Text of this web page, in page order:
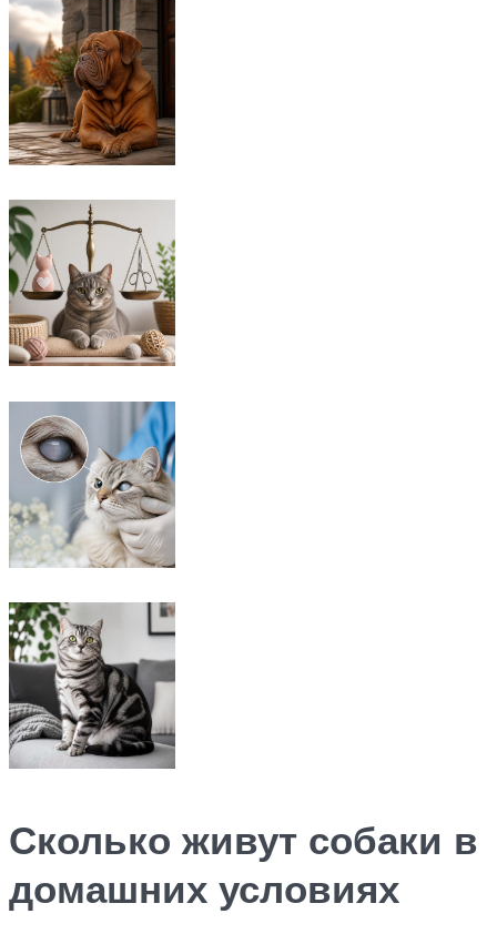
Сколько живут собаки в
домашних условиях